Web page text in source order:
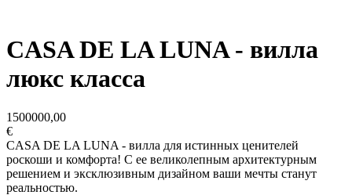
CASA DE LA LUNA - вилла
люкс класса
1500000,00
€
CASA DE LA LUNA - вилла для истинных ценителей
роскоши и комфорта! С ее великолепным архитектурным
решением и эксклюзивным дизайном ваши мечты станут
реальностью.